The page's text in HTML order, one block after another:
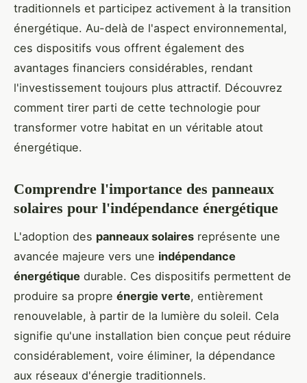
traditionnels et participez activement à la transition
énergétique. Au-delà de l'aspect environnemental,
ces dispositifs vous offrent également des
avantages financiers considérables, rendant
l'investissement toujours plus attractif. Découvrez
comment tirer parti de cette technologie pour
transformer votre habitat en un véritable atout
énergétique.
Comprendre l'importance des panneaux
solaires pour l'indépendance énergétique
L'adoption des panneaux solaires représente une
avancée majeure vers une indépendance
énergétique durable. Ces dispositifs permettent de
produire sa propre énergie verte, entièrement
renouvelable, à partir de la lumière du soleil. Cela
signifie qu'une installation bien conçue peut réduire
considérablement, voire éliminer, la dépendance
aux réseaux d'énergie traditionnels.